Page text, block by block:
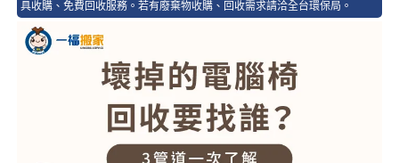
具收購、免費回收服務。若有廢棄物收購、回收需求請洽全台環保局。